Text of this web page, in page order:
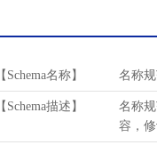
【Schema名称】 名称规
【Schema描述】
名称
容，